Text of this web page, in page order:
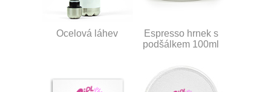
Ocelová láhev
Espresso hrnek s
podšálkem 100ml